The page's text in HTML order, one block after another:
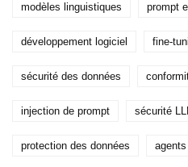
modèles linguistiques prompt
développement logiciel fine-
sécurité des données
injection de prompt sécurité
protection des données